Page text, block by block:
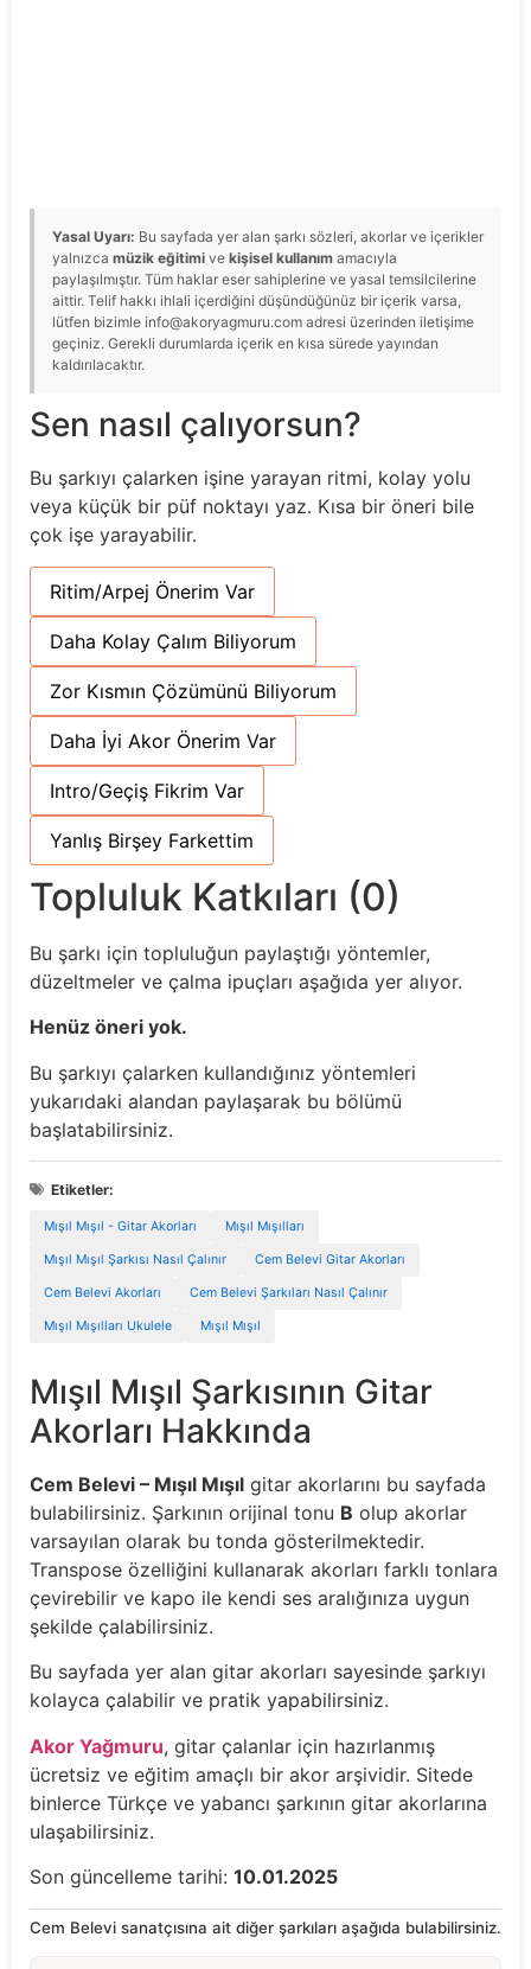
Yasal Uyarı: Bu sayfada yer alan şarkı sözleri, akorlar ve içerikler
yalnızca müzik eğitimi ve kişisel kullanım amacıyla
paylaşılmıştır. Tüm haklar eser sahiplerine ve yasal temsilcilerine
aittir. Telif hakkı ihlali içerdiğini düşündüğünüz bir içerik varsa,
lütfen bizimle info@akoryagmuru.com adresi üzerinden iletişime
geçiniz. Gerekli durumlarda içerik en kısa sürede yayından
kaldırılacaktır.
Sen nasıl çalıyorsun?
Bu şarkıyı çalarken işine yarayan ritmi, kolay yolu
veya küçük bir püf noktayı yaz. Kısa bir öneri bile
çok işe yarayabilir.
Ritim/Arpej Önerim Var
Daha Kolay Çalım Biliyorum
Zor Kısmın Çözümünü Biliyorum
Daha İyi Akor Önerim Var
Intro/Geçiş Fikrim Var
Yanlış Birşey Farkettim
Topluluk Katkıları (0)
Bu şarkı için topluluğun paylaştığı yöntemler,
düzeltmeler ve çalma ipuçları aşağıda yer alıyor.
Henüz öneri yok.
Bu şarkıyı çalarken kullandığınız yöntemleri
yukarıdaki alandan paylaşarak bu bölümü
başlatabilirsiniz.
Etiketler:
Mışıl Mışıl - Gitar Akorları Mışıl Mışılları
Mışıl Mışıl Şarkısı Nasıl Çalınır Cem Belevi Gitar Akorları
Cem Belevi Akorları Cem Belevi Şarkıları Nasıl Çalınır
Mışıl Mışılları Ukulele Mışıl Mışıl
Mışıl Mışıl Şarkısının Gitar
Akorları Hakkında
Cem Belevi – Mışıl Mışıl gitar akorlarını bu sayfada
bulabilirsiniz. Şarkının orijinal tonu B olup akorlar
varsayılan olarak bu tonda gösterilmektedir.
Transpose özelliğini kullanarak akorları farklı tonlara
çevirebilir ve kapo ile kendi ses aralığınıza uygun
şekilde çalabilirsiniz.
Bu sayfada yer alan gitar akorları sayesinde şarkıyı
kolayca çalabilir ve pratik yapabilirsiniz.
Akor Yağmuru, gitar çalanlar için hazırlanmış
ücretsiz ve eğitim amaçlı bir akor arşividir. Sitede
binlerce Türkçe ve yabancı şarkının gitar akorlarına
ulaşabilirsiniz.
Son güncelleme tarihi: 10.01.2025
Cem Belevi sanatçısına ait diğer şarkıları aşağıda bulabilirsiniz.